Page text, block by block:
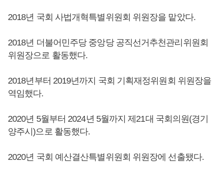
2018년 국회 사법개혁특별위원회 위원장을 맡았다.
2018년 더불어민주당 중앙당 공직선거추천관리위원회
위원장으로 활동했다.
2018년부터 2019년까지 국회 기획재정위원회 위원장을
역임했다.
2020년 5월부터 2024년 5월까지 제21대 국회의원(경기
양주시)으로 활동했다.
2020년 국회 예산결산특별위원회 위원장에 선출됐다.